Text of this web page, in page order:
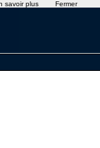
savoir plus Fermer